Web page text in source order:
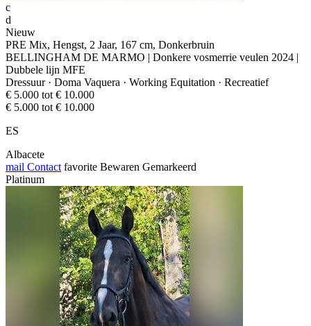
c
d
Nieuw
PRE Mix, Hengst, 2 Jaar, 167 cm, Donkerbruin
BELLINGHAM DE MARMO | Donkere vosmerrie veulen 2024 |
Dubbele lijn MFE
Dressuur · Doma Vaquera · Working Equitation · Recreatief
€ 5.000 tot € 10.000
€ 5.000 tot € 10.000
ES
Albacete
mail Contact favorite Bewaren Gemarkeerd
Platinum